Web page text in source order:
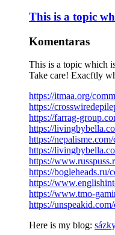
This is a topic
Komentaras
This is a topic which
Take care! Exacftly
https://itmaa.org/
https://
https://farrag-
https://
https://
https://
https://
https://
https://
https://www.tmo-
https://
Here is my blog: